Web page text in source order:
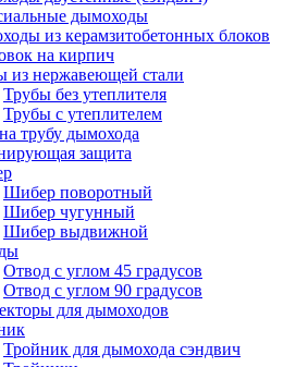
дымоходы
из керамзитобетонных блоков
на кирпич
из нержавеющей стали
Трубы без утеплителя
Трубы с утеплителем
трубу дымохода
защита
Шибер поворотный
Шибер чугунный
Шибер выдвижной
Отвод с углом 45 градусов
Отвод с углом 90 градусов
для дымоходов
Тройник для дымохода сэндвич